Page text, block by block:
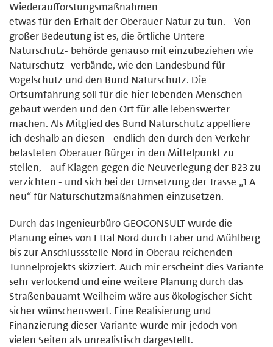
Wiederaufforstungsmaßnahmen
etwas für den Erhalt der Oberauer Natur zu tun. - Von
großer Bedeutung ist es, die örtliche Untere
Naturschutz- behörde genauso mit einzubeziehen wie
Naturschutz- verbände, wie den Landesbund für
Vogelschutz und den Bund Naturschutz. Die
Ortsumfahrung soll für die hier lebenden Menschen
gebaut werden und den Ort für alle lebenswerter
machen. Als Mitglied des Bund Naturschutz appelliere
ich deshalb an diesen - endlich den durch den Verkehr
belasteten Oberauer Bürger in den Mittelpunkt zu
stellen, - auf Klagen gegen die Neuverlegung der B23 zu
verzichten - und sich bei der Umsetzung der Trasse „1 A
neu“ für Naturschutzmaßnahmen einzusetzen.
Durch das Ingenieurbüro GEOCONSULT wurde die
Planung eines von Ettal Nord durch Laber und Mühlberg
bis zur Anschlussstelle Nord in Oberau reichenden
Tunnelprojekts skizziert. Auch mir erscheint dies Variante
sehr verlockend und eine weitere Planung durch das
Straßenbauamt Weilheim wäre aus ökologischer Sicht
sicher wünschenswert. Eine Realisierung und
Finanzierung dieser Variante wurde mir jedoch von
vielen Seiten als unrealistisch dargestellt.